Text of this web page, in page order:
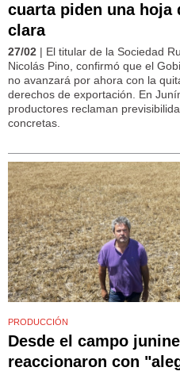
cuarta piden una hoja
clara
27/02 | El titular de la Sociedad
Nicolás Pino, confirmó que el
no avanzará por ahora con la
derechos de exportación. En
productores reclaman
concretas.
PRODUCCIÓN
Desde el campo
reaccionaron con